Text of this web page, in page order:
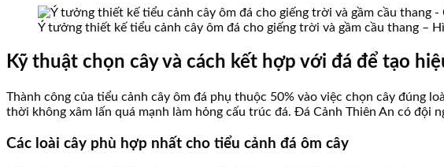
Ý tưởng thiết kế tiểu cảnh cây ôm đá cho giếng trời và gầm cầu thang –
Kỹ thuật chọn cây và cách kết hợp với đá để tạo
Thành công của tiểu cảnh cây ôm đá phụ thuộc 50% vào việc chọn cây đúng
thời không xâm lấn quá mạnh làm hỏng cấu trúc đá. Đá Cảnh Thiên An có đội
Các loài cây phù hợp nhất cho tiểu cảnh đá ôm cây